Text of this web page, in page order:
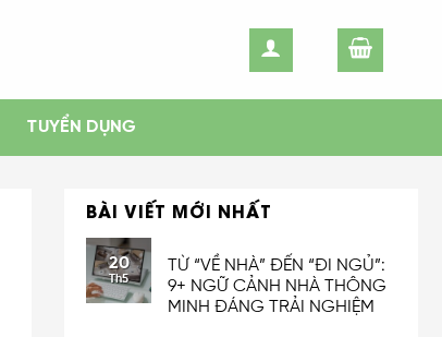
TUYỂN DỤNG
BÀI VIẾT MỚI NHẤT
20
Th5
TỪ “VỀ NHÀ” ĐẾN “ĐI NGỦ”:
9+ NGỮ CẢNH NHÀ THÔNG
MINH ĐÁNG TRẢI NGHIỆM